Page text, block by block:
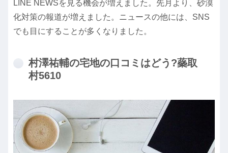
LINE NEWSを見る機会が増えました。先月より、砂漠
化対策の報道が増えました。ニュースの他には、SNS
でも目にすることが多くなりました。
村澤祐輔の宅地の口コミはどう?蘂取
村5610